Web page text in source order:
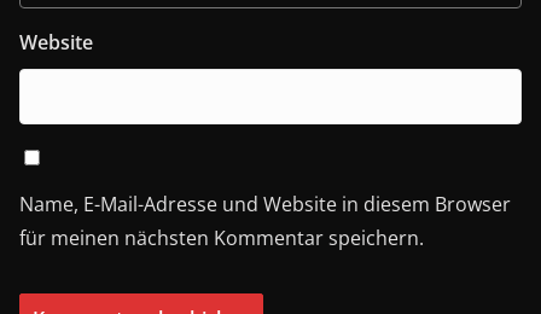
Website
Name, E-Mail-Adresse und Website in diesem Browser
für meinen nächsten Kommentar speichern.